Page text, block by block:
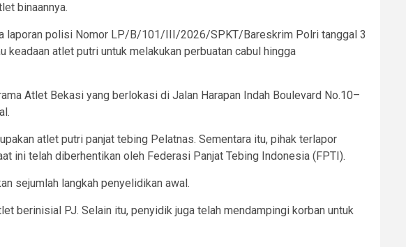
binaannya.
laporan polisi Nomor LP/B/101/III/2026/SPKT/Bareskrim Polri tanggal 3
keadaan atlet putri untuk melakukan perbuatan cabul hingga
Atlet Bekasi yang berlokasi di Jalan Harapan Indah Boulevard No.10–
atlet putri panjat tebing Pelatnas. Sementara itu, pihak terlapor
ini telah diberhentikan oleh Federasi Panjat Tebing Indonesia (FPTI).
sejumlah langkah penyelidikan awal.
berinisial PJ. Selain itu, penyidik juga telah mendampingi korban untuk